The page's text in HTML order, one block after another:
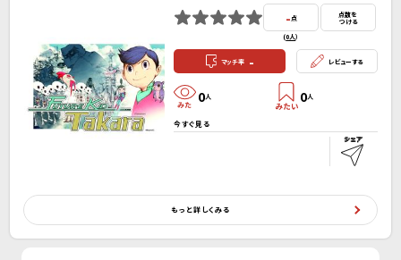
- 点
(0人）
点数を
つける
マッチ率 - レビューする
0人 0人
今すぐ見る
もっと詳しくみる